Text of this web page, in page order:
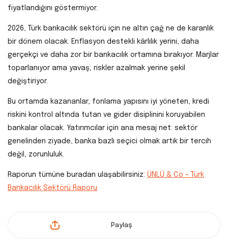
fiyatlandığını göstermiyor.
2026, Türk bankacılık sektörü için ne altın çağ ne de karanlık
bir dönem olacak. Enflasyon destekli kârlılık yerini, daha
gerçekçi ve daha zor bir bankacılık ortamına bırakıyor. Marjlar
toparlanıyor ama yavaş; riskler azalmak yerine şekil
değiştiriyor.
Bu ortamda kazananlar, fonlama yapısını iyi yöneten, kredi
riskini kontrol altında tutan ve gider disiplinini koruyabilen
bankalar olacak. Yatırımcılar için ana mesaj net: sektör
genelinden ziyade, banka bazlı seçici olmak artık bir tercih
değil, zorunluluk.
Raporun tümüne buradan ulaşabilirsiniz: ÜNLÜ & Co – Türk
Bankacılık Sektörü Raporu
Paylaş